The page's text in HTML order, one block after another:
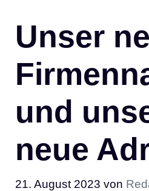
Unser
und
neue
21. August 2023 von